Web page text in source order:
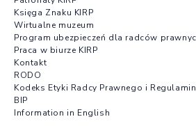
Księga Znaku KIRP
Wirtualne muzeum
Program ubezpieczeń dla radców
Praca w biurze KIRP
Kontakt
RODO
Kodeks Etyki Radcy Prawnego i
BIP
Information in English